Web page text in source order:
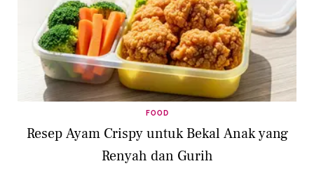
FOOD
Resep Ayam Crispy untuk Bekal Anak yang
Renyah dan Gurih